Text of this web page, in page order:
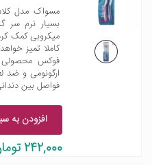
مسواک مدل
بسیار نرم سر
میکروبی کمک
کاملا تمیز
فوکس محصولی
ارگونومی و ضد
فواصل بین
افزودن به
242,000 تومان